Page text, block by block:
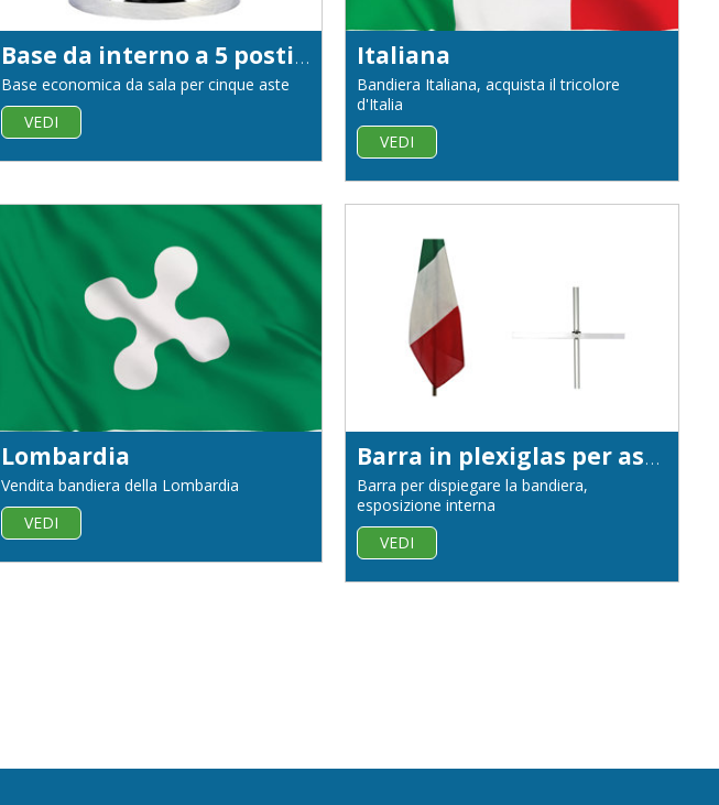
Base da interno a 5 posti in ferro cromato
Base economica da sala per cinque aste
VEDI
Italiana
Bandiera Italiana, acquista il tricolore
d'Italia
VEDI
Lombardia
Vendita bandiera della Lombardia
VEDI
Barra in plexiglas per aste da interno
Barra per dispiegare la bandiera,
esposizione interna
VEDI